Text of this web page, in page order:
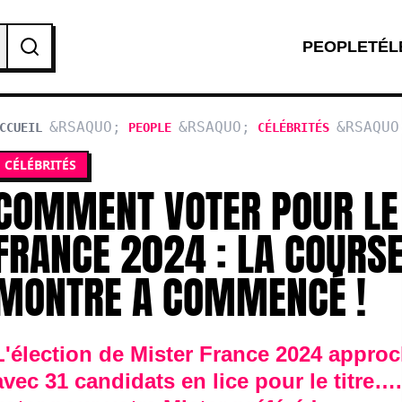
PEOPLE
PEOPLE CÉLÉBRITÉS
FRANCE
CÉLÉBRITÉS
VOTER POUR LE
2024 : LA
A COMMENCÉ !
de Mister France 2024
31 candidats en lice pour le titre….